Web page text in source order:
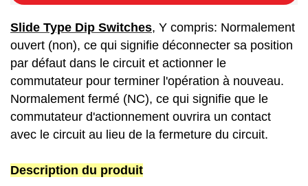
Slide Type Dip Switches, Y compris: Normalement
ouvert (non), ce qui signifie déconnecter sa position
par défaut dans le circuit et actionner le
commutateur pour terminer l'opération à nouveau.
Normalement fermé (NC), ce qui signifie que le
commutateur d'actionnement ouvrira un contact
avec le circuit au lieu de la fermeture du circuit.
Description du produit